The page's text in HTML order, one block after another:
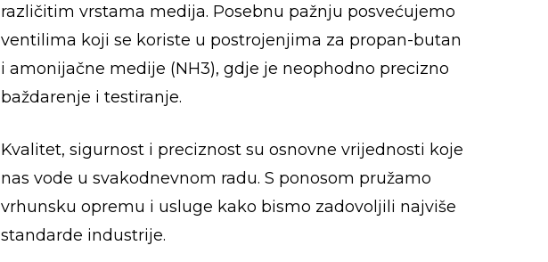
različitim vrstama medija. Posebnu pažnju posvećujemo
ventilima koji se koriste u postrojenjima za propan-butan
i amonijačne medije (NH3), gdje je neophodno precizno
baždarenje i testiranje.
Kvalitet, sigurnost i preciznost su osnovne vrijednosti koje
nas vode u svakodnevnom radu. S ponosom pružamo
vrhunsku opremu i usluge kako bismo zadovoljili najviše
standarde industrije.